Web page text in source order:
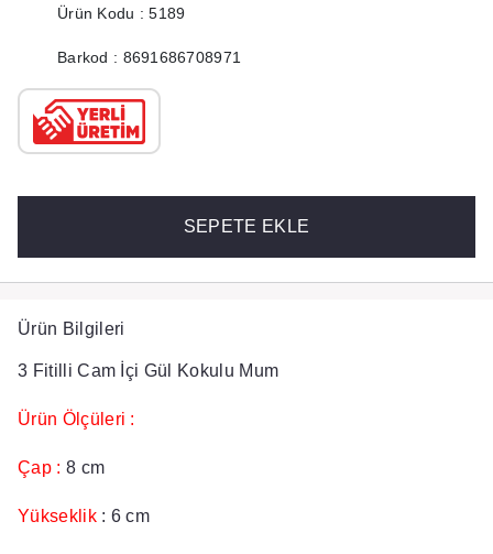
Ürün Kodu : 5189
Barkod : 8691686708971
SEPETE EKLE
Ürün Bilgileri
3 Fitilli Cam İçi Gül Kokulu Mum
Ürün Ölçüleri :
Çap : 8 cm
Yükseklik : 6 cm